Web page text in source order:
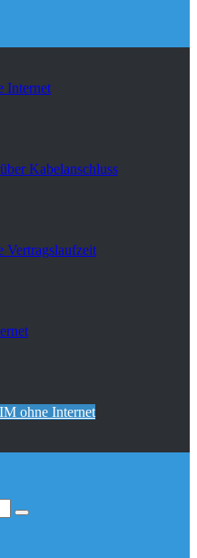
Internet
Kabelanschluss
Vertragslaufzeit
ohne Internet
Suchen...